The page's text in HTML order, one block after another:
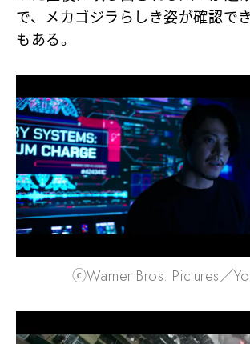
で、メカゴジラらしき姿が確認で
もある。
ⓒWarner Bros. Pictures／